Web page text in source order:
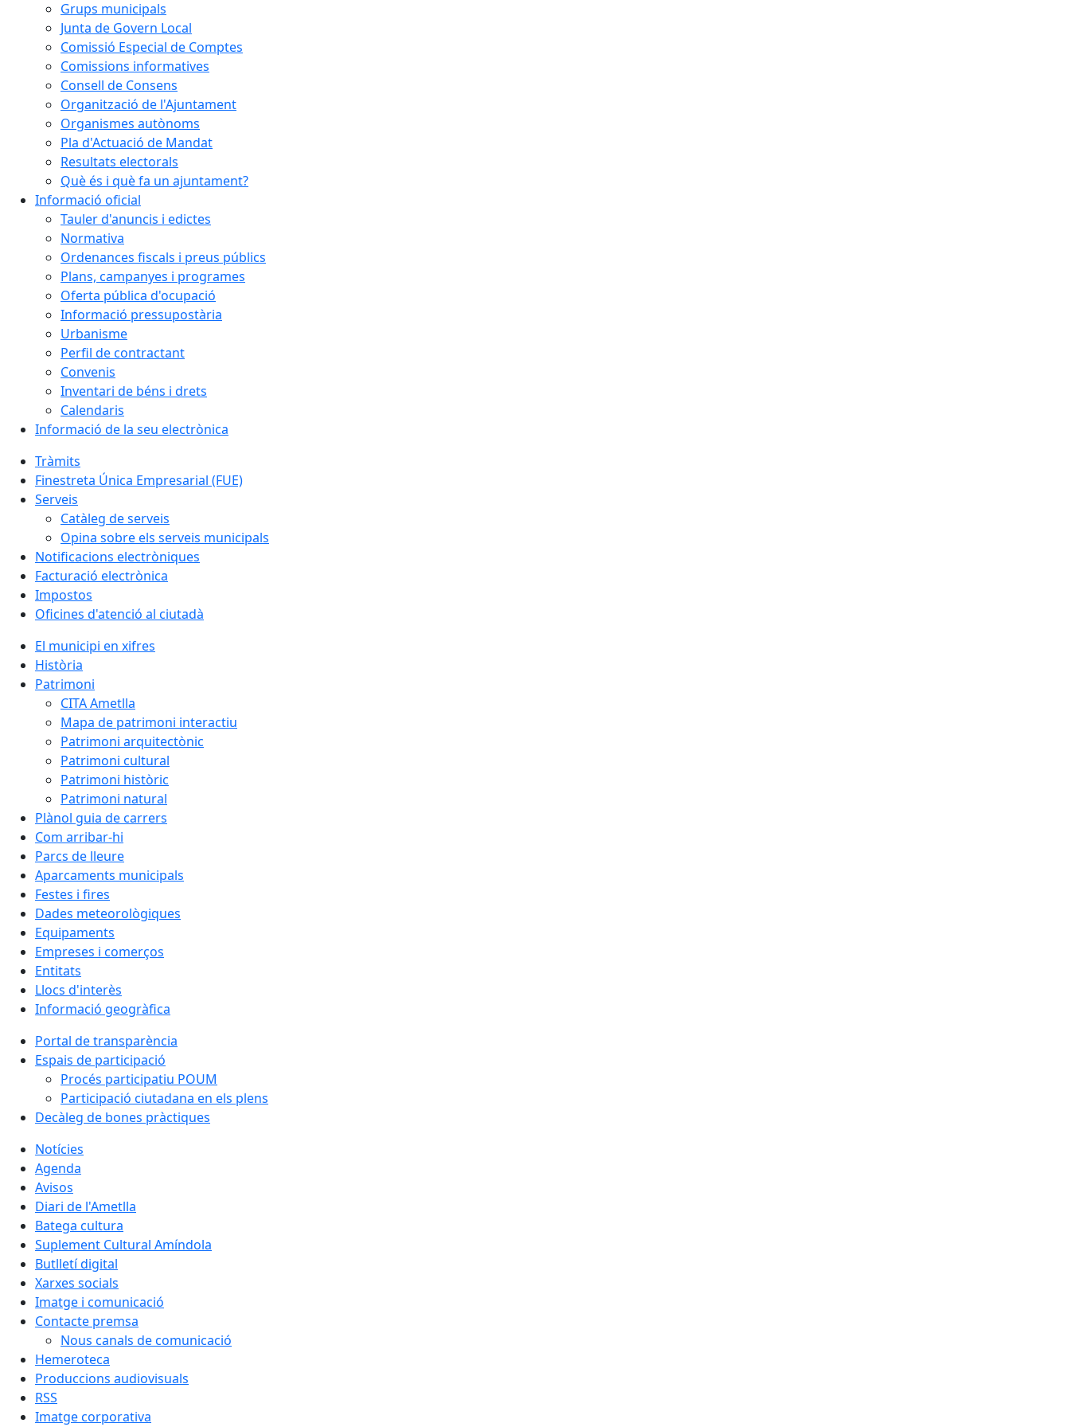
Grups municipals
Junta de Govern Local
Comissió Especial de Comptes
Comissions informatives
Consell de Consens
Organització de l'Ajuntament
Organismes autònoms
Pla d'Actuació de Mandat
Resultats electorals
Què és i què fa un ajuntament?
Informació oficial
Tauler d'anuncis i edictes
Normativa
Ordenances fiscals i preus públics
Plans, campanyes i programes
Oferta pública d'ocupació
Informació pressupostària
Urbanisme
Perfil de contractant
Convenis
Inventari de béns i drets
Calendaris
Informació de la seu electrònica
Tràmits
Finestreta Única Empresarial (FUE)
Serveis
Catàleg de serveis
Opina sobre els serveis municipals
Notificacions electròniques
Facturació electrònica
Impostos
Oficines d'atenció al ciutadà
El municipi en xifres
Història
Patrimoni
CITA Ametlla
Mapa de patrimoni interactiu
Patrimoni arquitectònic
Patrimoni cultural
Patrimoni històric
Patrimoni natural
Plànol guia de carrers
Com arribar-hi
Parcs de lleure
Aparcaments municipals
Festes i fires
Dades meteorològiques
Equipaments
Empreses i comerços
Entitats
Llocs d'interès
Informació geogràfica
Portal de transparència
Espais de participació
Procés participatiu POUM
Participació ciutadana en els plens
Decàleg de bones pràctiques
Notícies
Agenda
Avisos
Diari de l'Ametlla
Batega cultura
Suplement Cultural Amíndola
Butlletí digital
Xarxes socials
Imatge i comunicació
Contacte premsa
Nous canals de comunicació
Hemeroteca
Produccions audiovisuals
RSS
Imatge corporativa